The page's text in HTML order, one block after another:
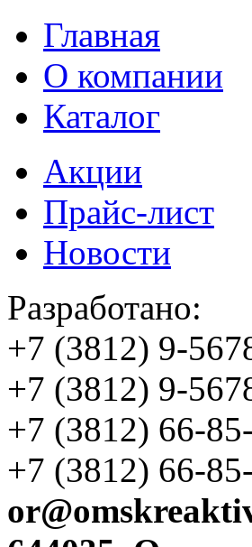
Главная
О компании
Каталог
Акции
Прайс-лист
Новости
Разработано:
+7 (3812) 9-
+7 (3812) 9-
+7 (3812) 66-
+7 (3812) 66-